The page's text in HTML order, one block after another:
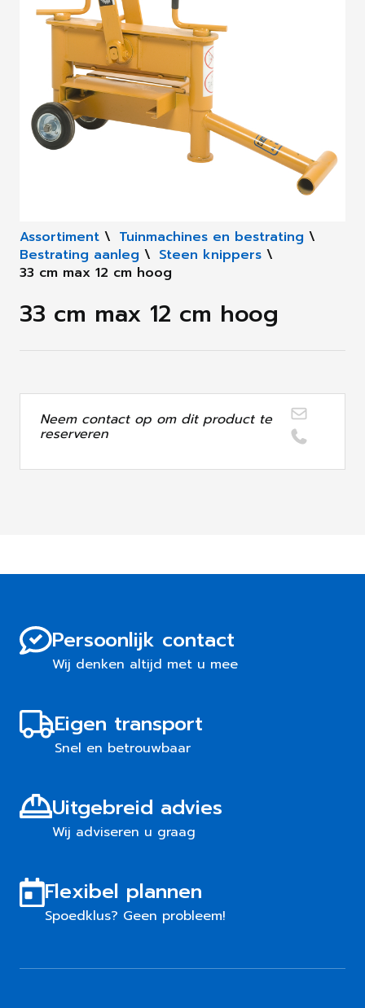
Assortiment \ Tuinmachines en bestrating \
Bestrating aanleg \ Steen knippers \
33 cm max 12 cm hoog
33 cm max 12 cm hoog
Neem contact op om dit product te
reserveren
Persoonlijk contact
Wij denken altijd met u mee
Eigen transport
Snel en betrouwbaar
Uitgebreid advies
Wij adviseren u graag
Flexibel plannen
Spoedklus? Geen probleem!